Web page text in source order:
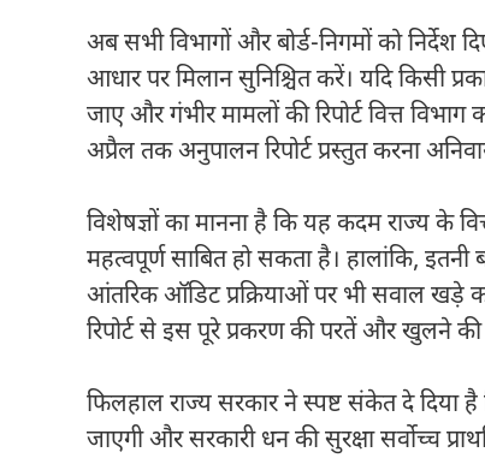
अब सभी विभागों और बोर्ड-निगमों को
आधार पर मिलान सुनिश्चित करें। यदि किसी
जाए और गंभीर मामलों की रिपोर्ट वित्त
अप्रैल तक अनुपालन रिपोर्ट प्रस्तुत करना
विशेषज्ञों का मानना है कि यह कदम राज्य के
महत्वपूर्ण साबित हो सकता है। हालांकि, इतनी
आंतरिक ऑडिट प्रक्रियाओं पर भी सवाल खड़े
रिपोर्ट से इस पूरे प्रकरण की परतें और खुलने
फिलहाल राज्य सरकार ने स्पष्ट संकेत दे दिया
जाएगी और सरकारी धन की सुरक्षा सर्वोच्च